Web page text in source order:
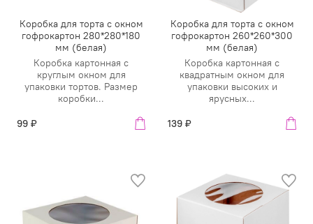
Коробка для торта с окном
гофрокартон 280*280*180
мм (белая)
Коробка картонная с
круглым окном для
упаковки тортов. Размер
коробки...
99 ₽
Коробка для торта с окном
гофрокартон 260*260*300
мм (белая)
Коробка картонная с
квадратным окном для
упаковки высоких и
ярусных...
139 ₽